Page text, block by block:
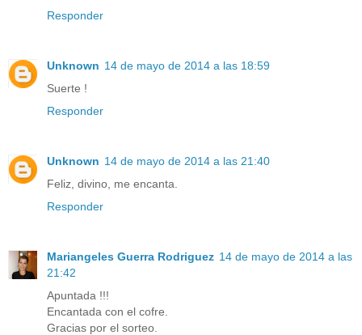
Responder
Unknown 14 de mayo de 2014 a las 18:59
Suerte !
Responder
Unknown 14 de mayo de 2014 a las 21:40
Feliz, divino, me encanta.
Responder
Mariangeles Guerra Rodriguez 14 de mayo de 2014 a las
21:42
Apuntada !!!
Encantada con el cofre.
Gracias por el sorteo.